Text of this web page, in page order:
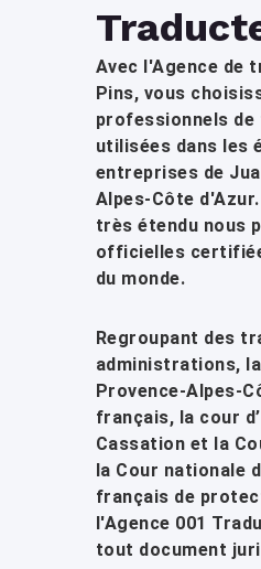
Avec l'Agence de
Pins, vous
professionnels
utilisées dans les
entreprises de
Alpes-Côte
très étendu nous
officielles
du monde.
Regroupant des
administrations,
Provence-Alpes-
français, la cour
Cassation et la
la Cour nationale
français de
l'Agence 001
tout document